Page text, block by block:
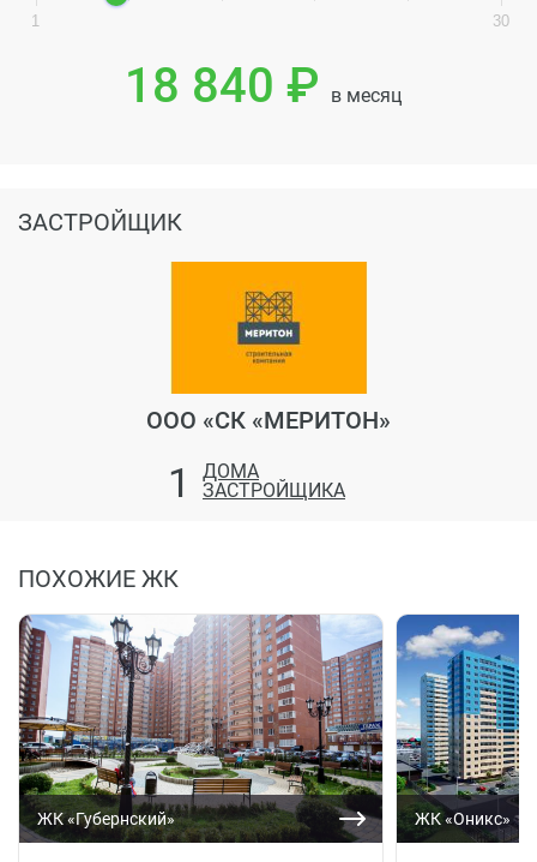
1 30
18 840 ₽ в месяц
ЗАСТРОЙЩИК
ООО «СК «МЕРИТОН»
1
ДОМА
ЗАСТРОЙЩИКА
ПОХОЖИЕ ЖК
ЖК «Губернский» ЖК «Оникс»